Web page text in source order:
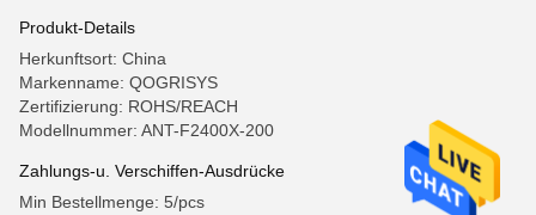
Produkt-Details
Herkunftsort: China
Markenname: QOGRISYS
Zertifizierung: ROHS/REACH
Modellnummer: ANT-F2400X-200
Zahlungs-u. Verschiffen-Ausdrücke
Min Bestellmenge: 5/pcs